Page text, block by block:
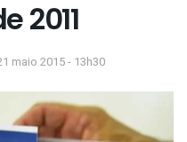
2011
maio 2015 - 13h30